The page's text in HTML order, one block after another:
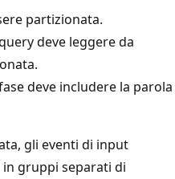
partizionata.
deve leggere da
deve includere la parola
gli eventi di input
gruppi separati di